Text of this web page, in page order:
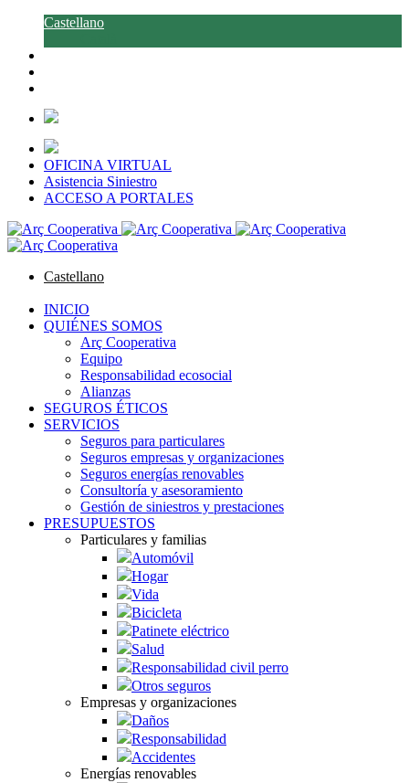
Castellano
OFICINA VIRTUAL
Asistencia Siniestro
ACCESO A PORTALES
Castellano
INICIO
QUIÉNES SOMOS
Arç Cooperativa
Equipo
Responsabilidad ecosocial
Alianzas
SEGUROS ÉTICOS
SERVICIOS
Seguros para particulares
Seguros empresas y organizaciones
Seguros energías renovables
Consultoría y asesoramiento
Gestión de siniestros y prestaciones
PRESUPUESTOS
Particulares y familias
Automóvil
Hogar
Vida
Bicicleta
Patinete eléctrico
Salud
Responsabilidad civil perro
Otros seguros
Empresas y organizaciones
Daños
Responsabilidad
Accidentes
Energías renovables